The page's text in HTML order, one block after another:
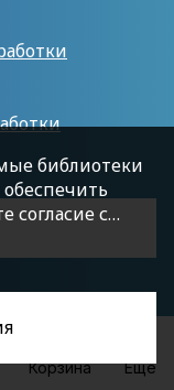
Корзина Еще
библиотеки
согласие с